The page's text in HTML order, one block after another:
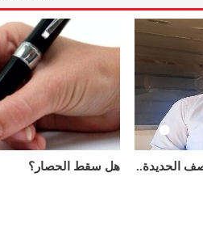
الحديدة.. هل سقط الحصار؟